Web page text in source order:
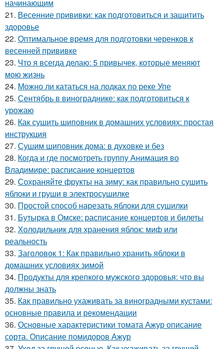
начинающим
21. Весенние прививки: как подготовиться и защитить
здоровье
22. Оптимальное время для подготовки черенков к
весенней прививке
23. Что я всегда делаю: 5 привычек, которые меняют
мою жизнь
24. Можно ли кататься на лодках по реке Упе
25. Сентябрь в винограднике: как подготовиться к
урожаю
26. Как сушить шиповник в домашних условиях: простая
инструкция
27. Сушим шиповник дома: в духовке и без
28. Когда и где посмотреть группу Анимация во
Владимире: расписание концертов
29. Сохраняйте фрукты на зиму: как правильно сушить
яблоки и груши в электросушилке
30. Простой способ нарезать яблоки для сушилки
31. Бутырка в Омске: расписание концертов и билеты
32. Холодильник для хранения яблок: миф или
реальность
33. Заголовок 1: Как правильно хранить яблоки в
домашних условиях зимой
34. Продукты для крепкого мужского здоровья: что вы
должны знать
35. Как правильно ухаживать за виноградными кустами:
основные правила и рекомендации
36. Основные характеристики томата Ажур описание
сорта. Описание помидоров Ажур